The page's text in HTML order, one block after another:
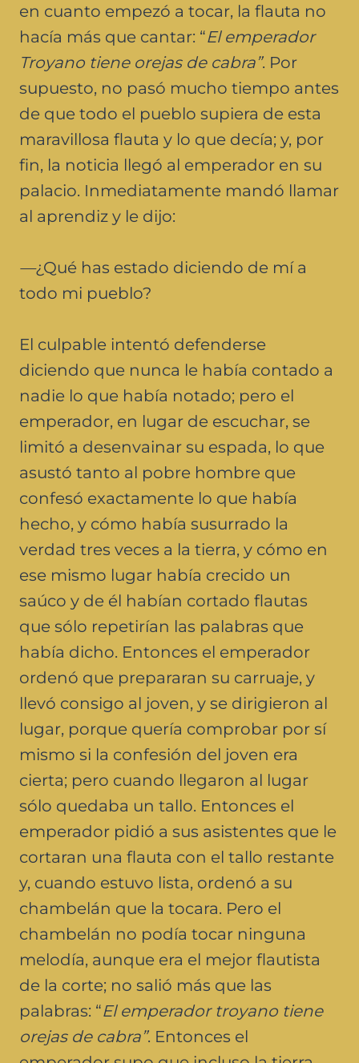
en cuanto empezó a tocar, la flauta no
hacía más que cantar: “El emperador
Troyano tiene orejas de cabra”. Por
supuesto, no pasó mucho tiempo antes
de que todo el pueblo supiera de esta
maravillosa flauta y lo que decía; y, por
fin, la noticia llegó al emperador en su
palacio. Inmediatamente mandó llamar
al aprendiz y le dijo:
—¿Qué has estado diciendo de mí a
todo mi pueblo?
El culpable intentó defenderse
diciendo que nunca le había contado a
nadie lo que había notado; pero el
emperador, en lugar de escuchar, se
limitó a desenvainar su espada, lo que
asustó tanto al pobre hombre que
confesó exactamente lo que había
hecho, y cómo había susurrado la
verdad tres veces a la tierra, y cómo en
ese mismo lugar había crecido un
saúco y de él habían cortado flautas
que sólo repetirían las palabras que
había dicho. Entonces el emperador
ordenó que prepararan su carruaje, y
llevó consigo al joven, y se dirigieron al
lugar, porque quería comprobar por sí
mismo si la confesión del joven era
cierta; pero cuando llegaron al lugar
sólo quedaba un tallo. Entonces el
emperador pidió a sus asistentes que le
cortaran una flauta con el tallo restante
y, cuando estuvo lista, ordenó a su
chambelán que la tocara. Pero el
chambelán no podía tocar ninguna
melodía, aunque era el mejor flautista
de la corte; no salió más que las
palabras: “El emperador troyano tiene
orejas de cabra”. Entonces el